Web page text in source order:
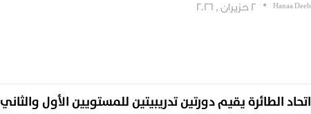
Hanaa Deeb 2 حزيران , 2026
اتحاد الطائرة يقيم دورتين تدريبيتين للمستويين الأول والثاني